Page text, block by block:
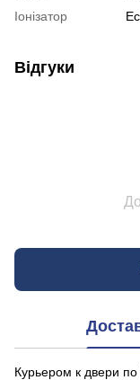
Іонізатор
Відгуки
Курьером к двери